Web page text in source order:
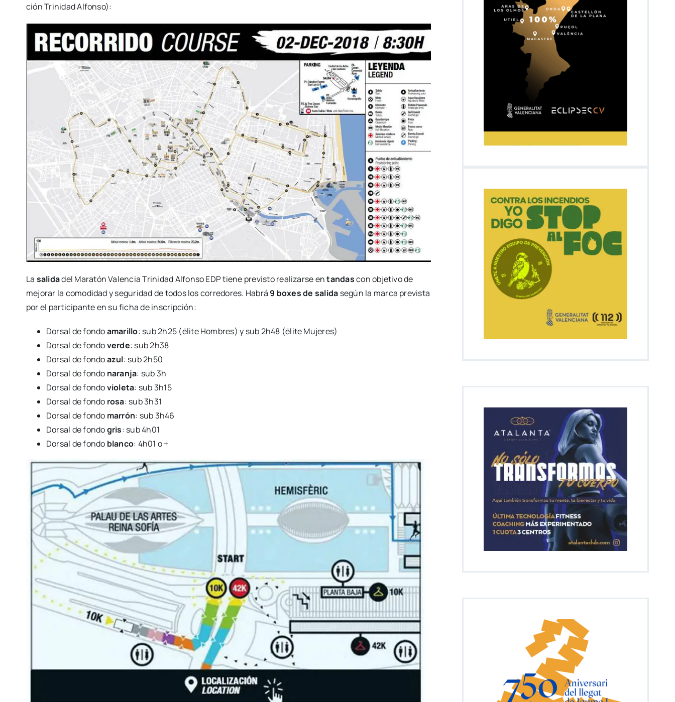
ción Tri­ni­dad Alfon­so):
La sali­dadel Mara­tón Valen­cia Tri­ni­dad Alfon­so EDP tie­ne pre­vis­to rea­li­zar­se entan­dascon obje­ti­vo de
mejo­rar la como­di­dad y segu­ri­dad de todos los corre­do­res. Habrá 9 boxes de sali­da según la mar­ca pre­vis­ta
por el par­ti­ci­pan­te en su ficha de ins­crip­ción:
Dor­sal de fon­doama­ri­llo: sub 2h25 (éli­te Hom­bres) y sub 2h48 (éli­te Muje­res)
Dor­sal de fon­dover­de: sub 2h38
Dor­sal de fon­doazul: sub 2h50
Dor­sal de fon­do naran­ja: sub 3h
Dor­sal de fon­dovio­le­ta: sub 3h15
Dor­sal de fon­do rosa: sub 3h31
Dor­sal de fon­do marrón: sub 3h46
Dor­sal de fon­dogris: sub 4h01
Dor­sal de fon­do blan­co: 4h01 o +